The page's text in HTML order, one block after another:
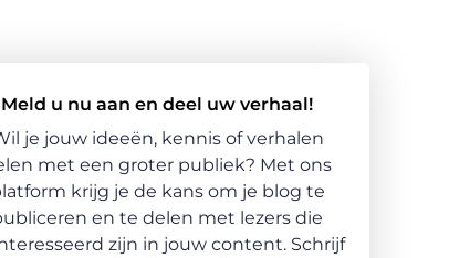
Meld u nu aan en deel uw verhaal!
je jouw ideeën, kennis of verhalen
met een groter publiek? Met ons
krijg je de kans om je blog te
en te delen met lezers die
zijn in jouw content. Schrijf